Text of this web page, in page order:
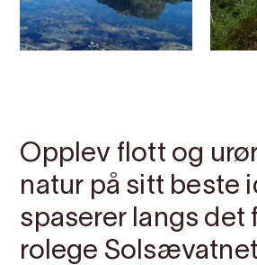
Opplev flott og
natur på sitt beste
spaserer langs det
rolege